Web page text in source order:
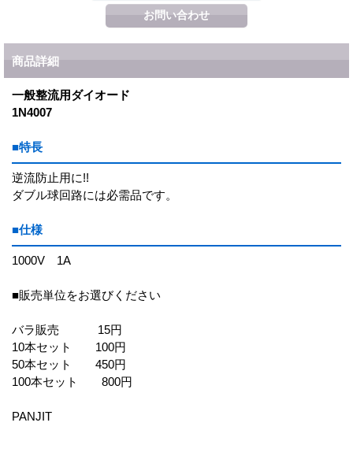
商品詳細
一般整流用ダイオード
1N4007
■特長
逆流防止用に!!
ダブル球回路には必需品です。
■仕様
1000V 1A
■販売単位をお選びください
バラ販売 15円
10本セット 100円
50本セット 450円
100本セット 800円
PANJIT